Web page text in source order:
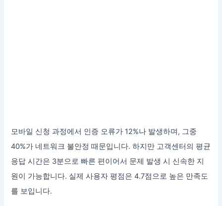
모바일 신청 과정에서 인증 오류가 12%나 발생하며, 그중
40%가 네트워크 불안정 때문입니다. 하지만 고객센터의 평균
응답 시간은 3분으로 빠른 편이어서 문제 발생 시 신속한 지
원이 가능합니다. 실제 사용자 평점은 4.7점으로 높은 만족도
를 보입니다.